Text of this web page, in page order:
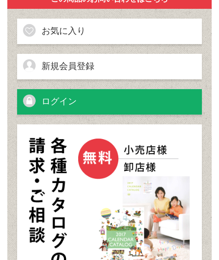
お気に入り
新規会員登録
ログイン